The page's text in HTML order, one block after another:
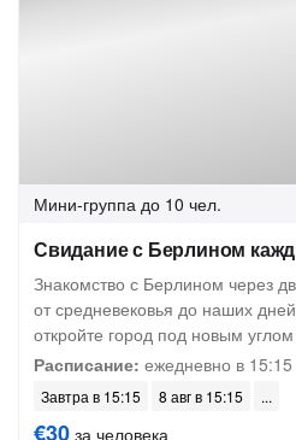
Мини-группа до 10 чел.
Свидание с Берлином
Знакомство с Берлином через
от средневековья до наших
откройте город под новым углом
Расписание: ежедневно в 15:15
Завтра в 15:15 8 авг в 15:15
€30 за человека